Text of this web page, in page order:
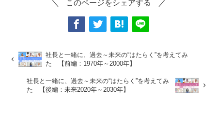
このページをシェアする
社長と一緒に、過去～未来の“はたらく”を考えてみ
た 【前編：1970年～2000年】
社長と一緒に、過去～未来の“はたらく”を考えてみ
た 【後編：未来2020年～2030年】